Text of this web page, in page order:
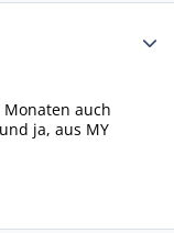
auch
ja, aus MY